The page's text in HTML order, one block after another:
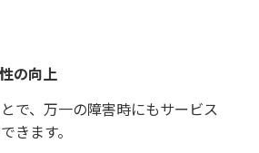
の向上
で、万一の障害時にもサービス
きます。